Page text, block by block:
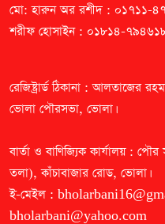
মো: হারুন অর রশীদ : ০১৭১১-
শরীফ হোসাইন : ০১৮১৪-
রেজিষ্ট্রার্ড ঠিকানা : আলতাজের
ভোলা পৌরসভা, ভোলা।
বার্তা ও বাণিজ্যিক কার্যালয় :
তলা), কাঁচাবাজার রোড, ভোলা।
ই-মেইল :
bholarbani@yahoo.com